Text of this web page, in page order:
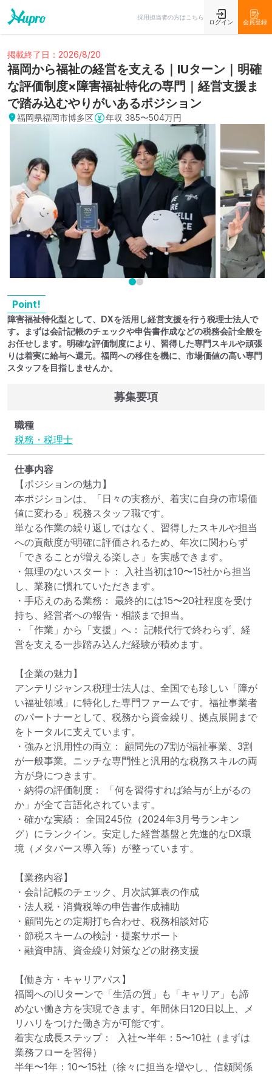
採用担当者の方はこちら
ログイン 会員登録
掲載終了日：2026/8/20
福岡から福祉の経営を支える｜IUターン｜明確
な評価制度×障害福祉特化の専門｜経営支援ま
で踏み込むやりがいあるポジション
福岡県福岡市博多区 年収 385〜504万円
Point!
障害福祉特化型として、DXを活用し経営支援を行う税理士法人で
す。まずは会計記帳のチェックや申告書作成などの税務会計全般を
お任せします。明確な評価制度により、習得した専門スキルや頑張
りは着実に給与へ還元。福岡への移住を機に、市場価値の高い専門
スタッフを目指しませんか。
募集要項
職種
税務・税理士
仕事内容
【ポジションの魅力】
本ポジションは、「日々の実務が、着実に自身の市場価
値に変わる」税務スタッフ職です。
単なる作業の繰り返しではなく、習得したスキルや担当
への貢献度が明確に評価されるため、年次に関わらず
「できることが増える楽しさ」を実感できます。
・無理のないスタート： 入社当初は10〜15社から担当
し、業務に慣れていただきます。
・手応えのある業務： 最終的には15〜20社程度を受け
持ち、経営者への報告・相談まで担当。
・「作業」から「支援」へ： 記帳代行で終わらず、経
営を支える一歩踏み込んだ経験が積めます。
【企業の魅力】
アンテリジャンス税理士法人は、全国でも珍しい「障が
い福祉領域」に特化した専門ファームです。福祉事業者
のパートナーとして、税務から資金繰り、拠点展開まで
をトータルに支えています。
・強みと汎用性の両立： 顧問先の7割が福祉事業、3割
が一般事業。ニッチな専門性と汎用的な税務スキルの両
方が身につきます。
・納得の評価制度： 「何を習得すれば給与が上がるの
か」が全て言語化されています。
・確かな実績： 全国245位（2024年3月号ランキン
グ）にランクイン。安定した経営基盤と先進的なDX環
境（メタバース導入等）が整っています。
【業務内容】
・会計記帳のチェック、月次試算表の作成
・法人税・消費税等の申告書作成補助
・顧問先との定期打ち合わせ、税務相談対応
・節税スキームの検討・提案サポート
・融資申請、資金繰り対策などの財務支援
【働き方・キャリアパス】
福岡へのIUターンで「生活の質」も「キャリア」も諦
めない働き方を実現できます。年間休日120日以上、メ
リハリをつけた働き方が可能です。
着実な成長ステップ：  入社〜半年：5〜10社（まずは
業務フローを習得）
半年〜1年：10〜15社（徐々に担当を増やし、信頼関係